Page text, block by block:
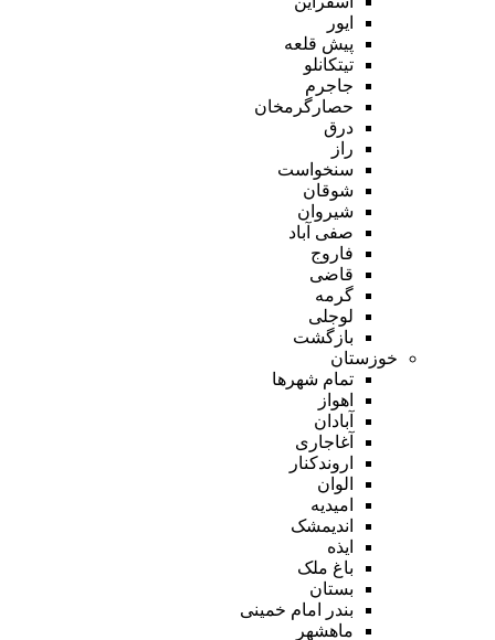
ایور
پیش قلعه
تیتکانلو
جاجرم
حصارگرمخان
درق
راز
سنخواست
شوقان
شیروان
صفی آباد
فاروج
قاضی
گرمه
لوجلی
بازگشت
خوزستان
تمام شهر‌ها
اهواز
آبادان
آغاجاری
اروندکنار
الوان
امیدیه
اندیمشک
ایذه
باغ ملک
بستان
بندر امام خمینی
ماهشهر